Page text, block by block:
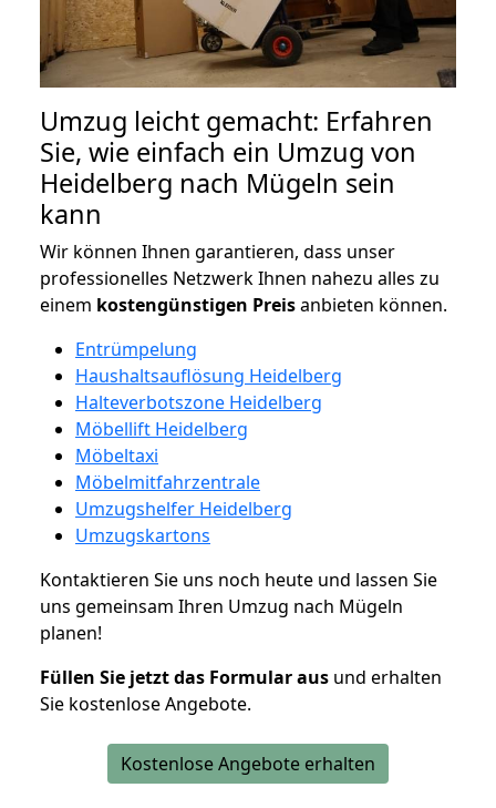
Umzug leicht gemacht: Erfahren
Sie, wie einfach ein Umzug von
Heidelberg nach Mügeln sein
kann
Wir können Ihnen garantieren, dass unser
professionelles Netzwerk Ihnen nahezu alles zu
einem kostengünstigen Preisanbieten können.
Entrümpelung
Haushaltsauflösung Heidelberg
Halteverbotszone Heidelberg
Möbellift Heidelberg
Möbeltaxi
Möbelmitfahrzentrale
Umzugshelfer Heidelberg
Umzugskartons
Kontaktieren Sie uns noch heute und lassen Sie
uns gemeinsam Ihren Umzug nach Mügeln
planen!
Füllen Sie jetzt das Formular aus und erhalten
Sie kostenlose Angebote.
Kostenlose Angebote erhalten